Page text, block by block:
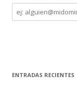
Dirección
de
correo
ENTRADAS RECIENTES